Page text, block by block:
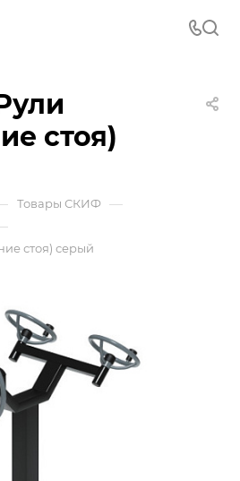
стоя)
Товары СКИФ —
стоя) серый